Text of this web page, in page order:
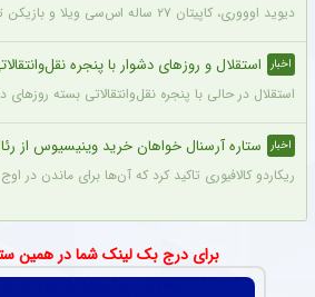
دیوید اوووری، کاپیتان ۲۷ ساله اس‌سی ویلا و بازیکن تیم ملی اوگاندا، در حمله سارقان در نزدیکی خانه‌اش در کامپالا جان خود را از دست داد.
اخبار استقلال و روزهای دشوار با پنجره
استقلال در حالی با پنجره نقل‌وانتقالاتی بسته
اخبار ستاره آرسنال خواهان خرید وینیسیوس از
ریکاردو کالافیوری تاکید کرد که آن‌ها برای ماندن در
برای درج بک لینک شما در همین